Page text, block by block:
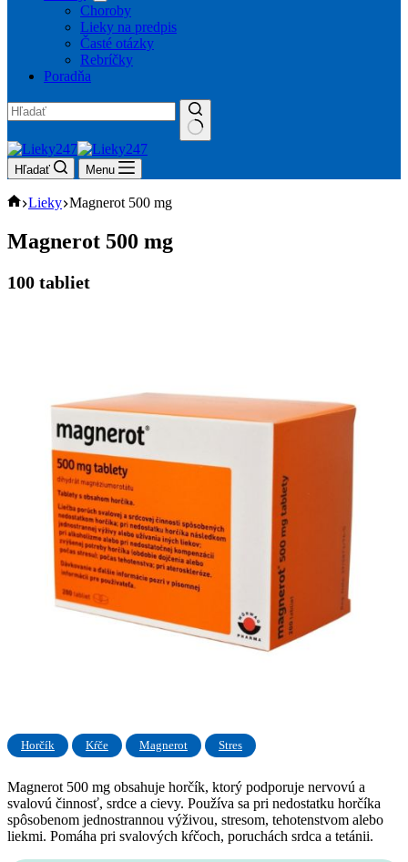
Choroby
Lieky na predpis
Časté otázky
Rebríčky
Poradňa
No
results
Hľadať Menu
Domov
Lieky Magnerot 500 mg
Magnerot 500 mg
100 tabliet
Horčík Kŕče Magnerot Stres
Magnerot 500 mg obsahuje horčík, ktorý podporuje nervovú a
svalovú činnosť, srdce a cievy. Používa sa pri nedostatku horčíka
spôsobenom jednostrannou výživou, stresom, tehotenstvom alebo
liekmi. Pomáha pri svalových kŕčoch, poruchách srdca a tetánii​.